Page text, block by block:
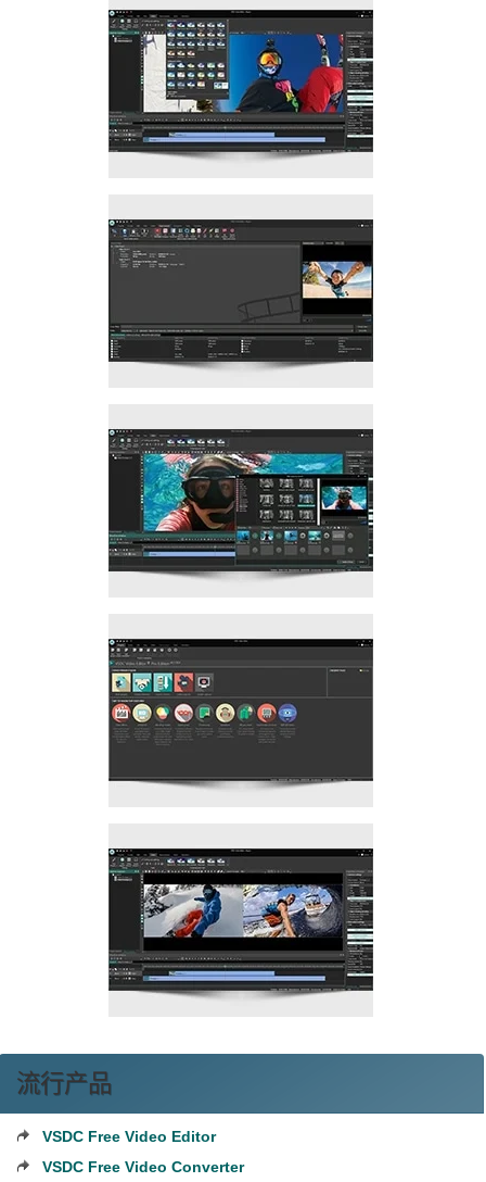
流行产品
VSDC Free Video Editor
VSDC Free Video Converter